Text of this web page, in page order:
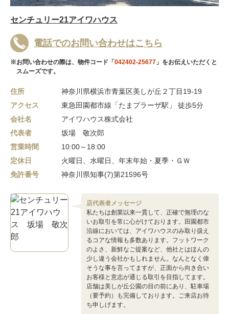
センチュリー21アイワハウス
電話でのお問い合わせはこちら
※お問い合わせの際は、物件コード「042402-25677 」をお伝えいただくと
スムーズです。
住所
神奈川県横浜市青葉区美しが丘２丁目19-19
アクセス
東急田園都市線「たまプラーザ駅」 徒歩5分
会社名
アイワハウス株式会社
代表者
坂場 敬次郎
営業時間
10:00～18:00
定休日
火曜日、水曜日、年末年始・夏季・ＧＷ
免許番号
神奈川県知事(7)第21596号
店代表者メッセージ
私たちは創業以来一貫して、正確で無理のな
いお取引を常に心がけております。田園都市
沿線においては、アイワハウスのみ取り扱え
るコアな情報も多数あります。フットワーク
のよさ、新鮮なご提案など、他社とはほんの
少し違う会社かもしれません。なんとなく偉
そうな事を言ってますが、正面から向き合い
お客様と意志が通じる取引を目指してます。
店舗は美しが丘公園の目の前にあり、駐車場
（要予約）も完備しております。ご来店お待
ち申しげます。